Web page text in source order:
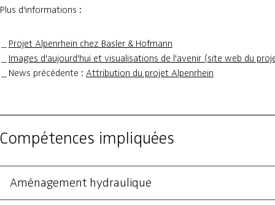
Plus d'informations :
Projet Alpenrhein chez Basler & Hofmann
Images d'aujourd'hui et visualisations de l'avenir (site web du
News précédente : Attribution du projet Alpenrhein
Compétences impliquées
Aménagement hydraulique